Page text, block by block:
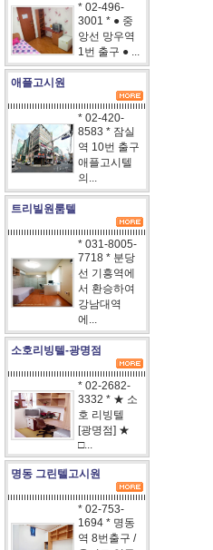
* 02-496-
3001 * ● 중
앙선 망우역
1번 출구 ● ...
애플고시원
* 02-420-
8583 * 잠실
역 10번 출구
애플고시텔
의...
트리빌원룸텔
* 031-8005-
7718 * 분당
선 기흥역에
서 환승하여
강남대역
에...
소호리빙텔-광명점
* 02-2682-
3332 * ★ 소
호 리빙텔
[광명점] ★
□...
명동 그린텔고시원
* 02-753-
1694 * 명동
역 8번출구 /